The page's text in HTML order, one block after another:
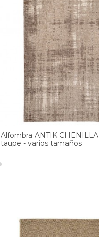
Alfombra ANTIK CHENILLA
taupe - varios tamaños